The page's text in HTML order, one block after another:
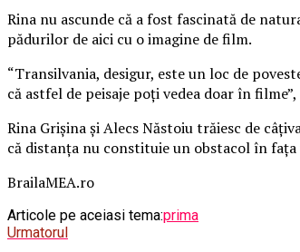
Rina nu ascunde că a fost fascinată de
pădurilor de aici cu o imagine de film.
“Transilvania, desigur, este un loc de
că astfel de peisaje poți vedea doar în
Rina Grișina și Alecs Năstoiu trăiesc de
că distanța nu constituie un obstacol în
BrailaMEA.ro
Articole pe aceiasi tema:prima
Urmatorul